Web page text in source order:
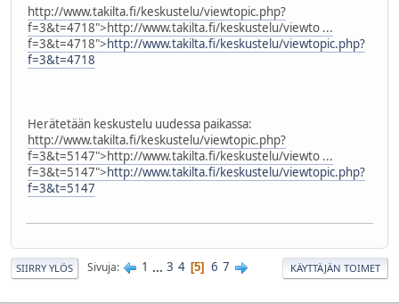
http://www.takilta.fi/keskustelu/viewtopic.php?
f=3&t=4718">http://www.takilta.fi/keskustelu/viewto ...
f=3&t=4718">http://www.takilta.fi/keskustelu/viewtopic.php?
f=3&t=4718
Herätetään keskustelu uudessa paikassa:
http://www.takilta.fi/keskustelu/viewtopic.php?
f=3&t=5147">http://www.takilta.fi/keskustelu/viewto ...
f=3&t=5147">http://www.takilta.fi/keskustelu/viewtopic.php?
f=3&t=5147
SIIRRY YLÖS Sivuja 1 ... 3 4 5 6 7 KÄYTTÄJÄN TOIMET